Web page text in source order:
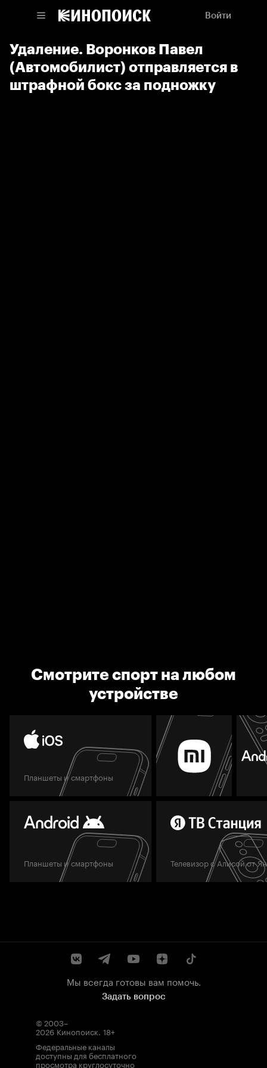
Войти
Удаление. Воронков Павел
(Автомобилист) отправляется в
штрафной бокс за подножку
Смотрите спорт на любом
устройстве
Планшеты и смартфоны
Планшеты и смартфоны Телевизор с Алисой от
Мы всегда готовы вам помочь.
Задать вопрос
© 2003–
2026 Кинопоиск. 18+
Федеральные каналы
доступны для бесплатного
просмотра круглосуточно